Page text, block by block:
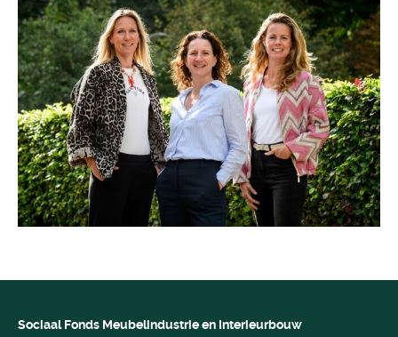
Sociaal Fonds Meubelindustrie en Interieurbouw